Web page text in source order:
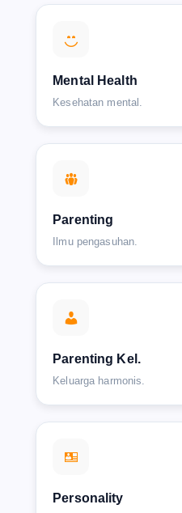
Mental Health
Kesehatan mental.
Parenting
Ilmu pengasuhan.
Parenting Kel.
Keluarga harmonis.
Personality